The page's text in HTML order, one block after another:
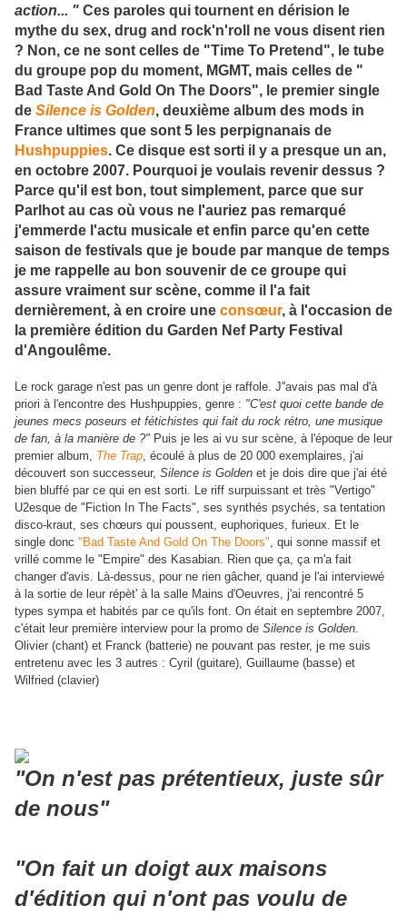
action... " Ces paroles qui tournent en dérision le
mythe du sex, drug and rock'n'roll ne vous disent rien
? Non, ce ne sont celles de "Time To Pretend", le tube
du groupe pop du moment, MGMT, mais celles de "
Bad Taste And Gold On The Doors", le premier single
de Silence is Golden, deuxième album des mods in
France ultimes que sont 5 les perpignanais de
Hushpuppies. Ce disque est sorti il y a presque un an,
en octobre 2007. Pourquoi je voulais revenir dessus ?
Parce qu'il est bon, tout simplement, parce que sur
Parlhot au cas où vous ne l'auriez pas remarqué
j'emmerde l'actu musicale et enfin parce qu'en cette
saison de festivals que je boude par manque de temps
je me rappelle au bon souvenir de ce groupe qui
assure vraiment sur scène, comme il l'a fait
dernièrement, à en croire une consœur, à l'occasion de
la première édition du Garden Nef Party Festival
d'Angoulême.
Le rock garage n'est pas un genre dont je raffole. J''avais pas mal d'à
priori à l'encontre des Hushpuppies, genre : "C'est quoi cette bande de
jeunes mecs poseurs et fétichistes qui fait du rock rétro, une musique
de fan, à la manière de ?" Puis je les ai vu sur scène, à l'époque de leur
premier album, The Trap, écoulé à plus de 20 000 exemplaires, j'ai
découvert son successeur, Silence is Golden et je dois dire que j'ai été
bien bluffé par ce qui en est sorti. Le riff surpuissant et très "Vertigo"
U2esque de "Fiction In The Facts", ses synthés psychés, sa tentation
disco-kraut, ses chœurs qui poussent, euphoriques, furieux. Et le
single donc "Bad Taste And Gold On The Doors", qui sonne massif et
vrillé comme le "Empire" des Kasabian. Rien que ça, ça m'a fait
changer d'avis. Là-dessus, pour ne rien gâcher, quand je l'ai interviewé
à la sortie de leur répèt' à la salle Mains d'Oeuvres, j'ai rencontré 5
types sympa et habités par ce qu'ils font. On était en septembre 2007,
c'était leur première interview pour la promo de Silence is Golden.
Olivier (chant) et Franck (batterie) ne pouvant pas rester, je me suis
entretenu avec les 3 autres : Cyril (guitare), Guillaume (basse) et
Wilfried (clavier)
"On n'est pas prétentieux, juste sûr
de nous"
"On fait un doigt aux maisons
d'édition qui n'ont pas voulu de